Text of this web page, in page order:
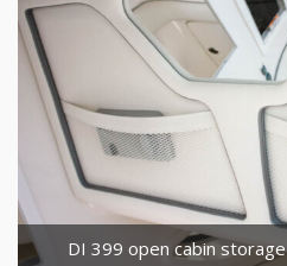
DI 399 open cabin storage